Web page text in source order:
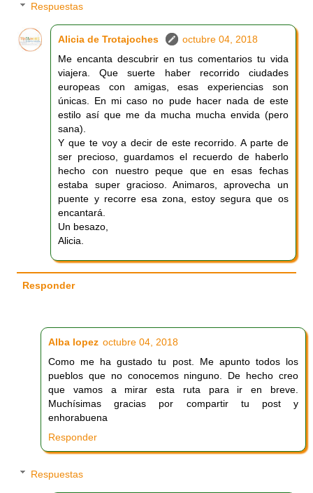
Respuestas
Alicia de Trotajoches
octubre 04, 2018
Me encanta descubrir en tus comentarios tu vida
viajera. Que suerte haber recorrido ciudades
europeas con amigas, esas experiencias son
únicas. En mi caso no pude hacer nada de este
estilo así que me da mucha mucha envida (pero
sana).
Y que te voy a decir de este recorrido. A parte de
ser precioso, guardamos el recuerdo de haberlo
hecho con nuestro peque que en esas fechas
estaba super gracioso. Animaros, aprovecha un
puente y recorre esa zona, estoy segura que os
encantará.
Un besazo,
Alicia.
Responder
Alba lopez octubre 04, 2018
Como me ha gustado tu post. Me apunto todos los
pueblos que no conocemos ninguno. De hecho creo
que vamos a mirar esta ruta para ir en breve.
Muchísimas gracias por compartir tu post y
enhorabuena
Responder
Respuestas